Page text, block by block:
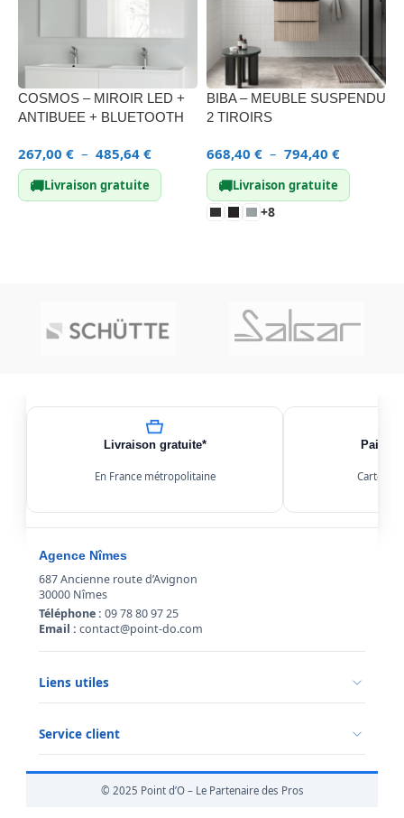
COSMOS – MIROIR LED +
ANTIBUEE + BLUETOOTH
267,00 € – 485,64 €
🚚Livraison gratuite
BIBA – MEUBLE SUSPENDU
2 TIROIRS
668,40 € – 794,40 €
🚚Livraison gratuite
+8
Livraison gratuite*
En France métropolitaine Carte,
Agence Nîmes
687 Ancienne route d’Avignon
30000 Nîmes
Téléphone : 09 78 80 97 25
Email : contact@point-do.com
Liens utiles
Conditions générales de vente
Mentions légales
Service client
Informations livraison© 2025 Point d’O – Le Partenaire des Pros